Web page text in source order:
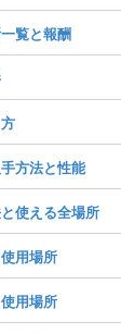
覧と報酬
方法と性能
使える全場所
用場所
用場所